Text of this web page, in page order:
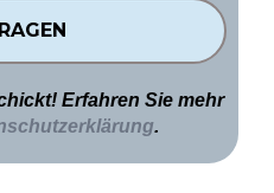
Erfahren Sie mehr
.